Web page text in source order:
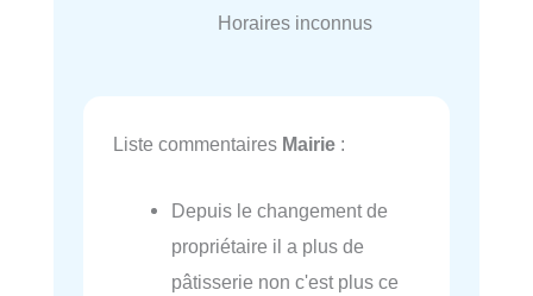
Horaires inconnus
Liste commentaires Mairie :
Depuis le changement de
propriétaire il a plus de
pâtisserie non c'est plus ce